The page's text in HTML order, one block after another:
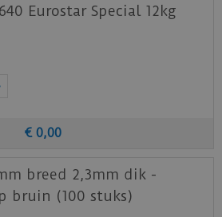
onderhoudsinstructie.
hiergratis stalen aan bij
Eurostar Special 12kg
€ 0,00
breed 2,3mm dik -
bruin (100 stuks)